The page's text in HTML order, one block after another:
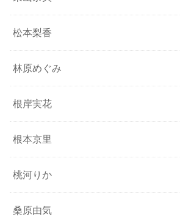
松本梨香
林原めぐみ
根岸実花
根本京里
桃河りか
桑原由気